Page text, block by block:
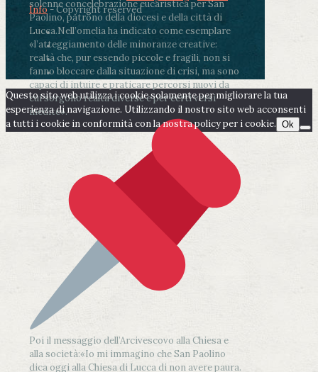
solenne concelebrazione eucaristica per San
Paolino, patrono della diocesi e della città di
Lucca.Nell’omelia ha indicato come esemplare
«l’atteggiamento delle minoranze creative:
realtà che, pur essendo piccole e fragili, non si
fanno bloccare dalla situazione di crisi, ma sono
capaci di intuire e praticare percorsi nuovi da
cui sorgono realtà diverse e per certi versi
inedite».
Poi il messaggio dell’Arcivescovo alla Chiesa e
alla società:«Io mi immagino che San Paolino
dica oggi alla Chiesa di Lucca di non avere paura.
Info- Copyright reserved
Questo sito web utilizza i cookie solamente per migliorare la tua
esperienza di navigazione. Utilizzando il nostro sito web acconsenti
a tutti i cookie in conformità con la nostra policy per i cookie. Ok